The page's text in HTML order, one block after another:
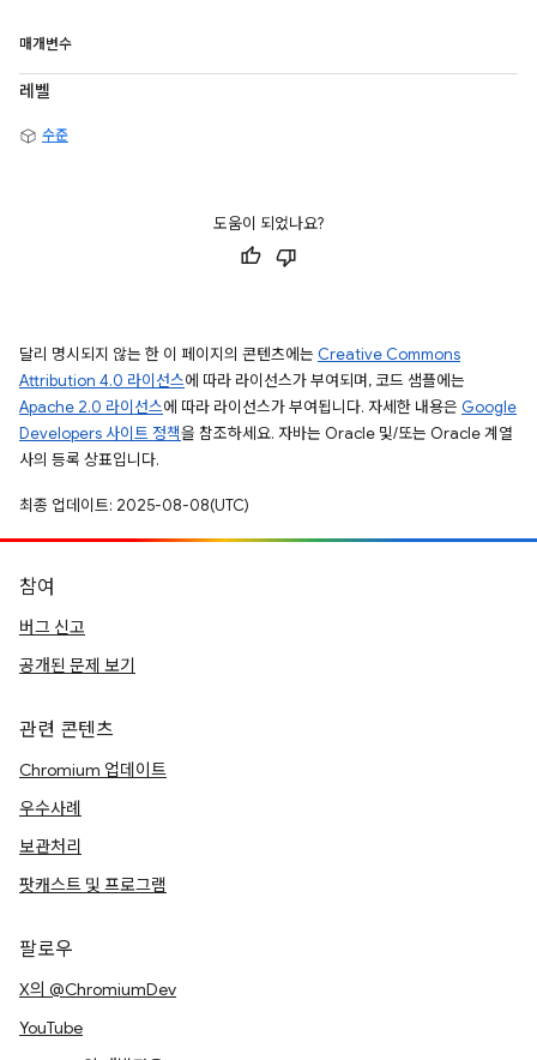
매개변수
레벨
수준
도움이 되었나요?
달리 명시되지 않는 한 이 페이지의 콘텐츠에는 Creative Commons
Attribution 4.0 라이선스에 따라 라이선스가 부여되며, 코드 샘플에는
Apache 2.0 라이선스에 따라 라이선스가 부여됩니다. 자세한 내용은 Google
Developers 사이트 정책을 참조하세요. 자바는 Oracle 및/또는 Oracle 계열
사의 등록 상표입니다.
최종 업데이트: 2025-08-08(UTC)
참여
버그 신고
공개된 문제 보기
관련 콘텐츠
Chromium 업데이트
우수사례
보관처리
팟캐스트 및 프로그램
팔로우
X의 @ChromiumDev
YouTube